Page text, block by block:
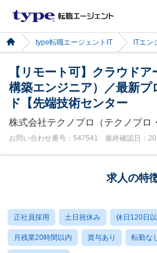
type転職エージェントIT ITエン
【リモート可】クラウド
構築エンジニア）／最新プ
ド【先端技術センター
株式会社テクノプロ（テクノプロ
お問い合わせ番号：547541 最終確認日：
求人の特
正社員採用 土日祝休み 休日120日
月残業20時間以内 賞与あり 転勤な